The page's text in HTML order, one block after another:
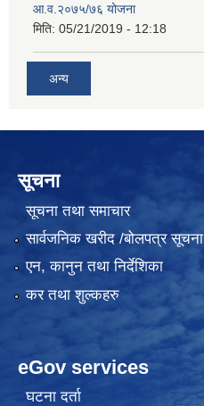
आ.व.२०७५/७६ योजना
मिति: 05/21/2019 - 12:18
अन्य
सूचना
सूचना तथा समाचार
सार्वजनिक खरीद /बोलपत्र सूचना
एन, कानुन तथा निर्देशिका
कर तथा शुल्कहरु
eGov services
घटना दर्ता